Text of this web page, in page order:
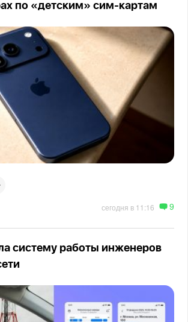
по «детским» сим-картам
сегодня в 11:16 9
систему работы инженеров